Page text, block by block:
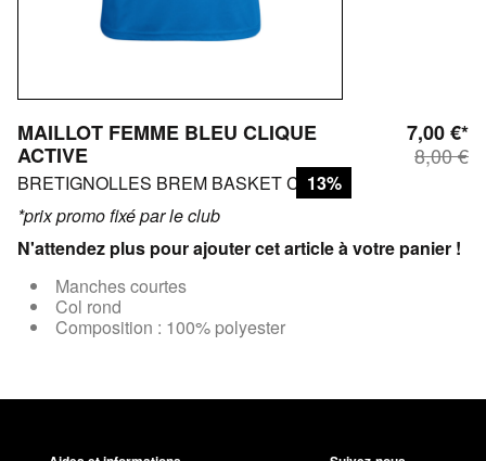
MAILLOT FEMME BLEU CLIQUE
ACTIVE
BRETIGNOLLES BREM BASKET CLUB
7,00 €*
8,00 €
13%
*prix promo fixé par le club
N'attendez plus pour ajouter cet article à votre panier !
Manches courtes
Col rond
Composition : 100% polyester